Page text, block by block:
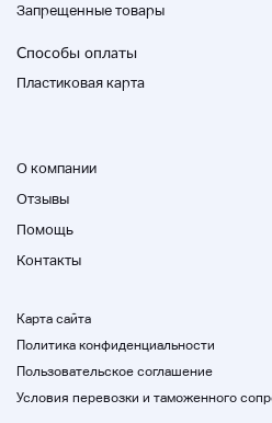
Мы проверяем перед
т. д., поэтому, пожалуйста,
нервничает по деталям.
jxebd17619@yahoo.co.jp
Запрещенные товары
Способы оплаты
Пластиковая карта
О компании
Отзывы
Помощь
Контакты
Карта сайта
Политика конфиденциальности
Пользовательское соглашение
Условия перевозки и таможенного